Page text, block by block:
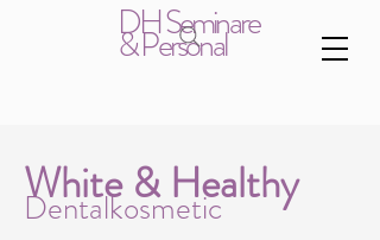
DH Seminare
& Personal
White & Healthy
Dentalkosmetic